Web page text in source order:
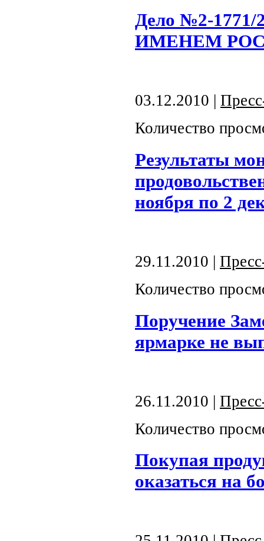
Дело №2-
ИМЕНЕМ
03.12.2010 |
Количество
Результаты
ноября по 2
29.11.2010 |
Количество
Поручение
ярмарке не
26.11.2010 |
Количество
Покупая
оказаться на